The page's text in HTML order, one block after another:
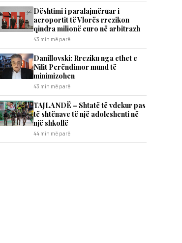
Dështimi i paralajmëruar i
aeroportit të Vlorës rrezikon
qindra milionë euro në arbitrazh
43 min më parë
Danillovski: Rreziku nga ethet e
Nilit Perëndimor mund të
minimizohen
43 min më parë
TAJLANDË – Shtatë të vdekur pas
të shtënave të një adoleshenti në
një shkollë
44 min më parë